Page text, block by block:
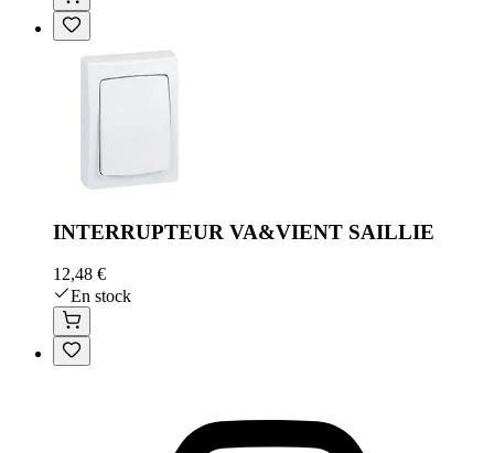
INTERRUPTEUR VA&VIENT SAILLIE
12,48 €
En stock